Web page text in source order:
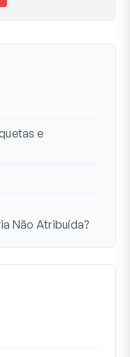
e
Não Atribuída?